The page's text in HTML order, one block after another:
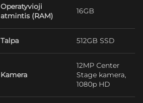
Operatyvioji
atmintis (RAM)
16GB
Talpa 512GB SSD
Kamera
12MP Center
Stage kamera,
1080p HD